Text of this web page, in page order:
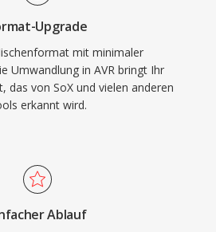
Upgrade
mit minimaler
Umwandlung in AVR bringt Ihr
das von SoX und vielen anderen
erkannt wird.
Ablauf